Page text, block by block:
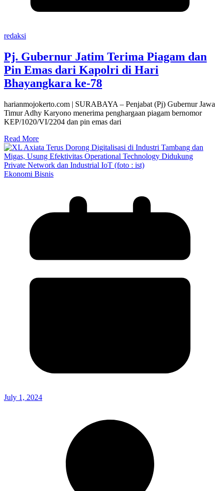
redaksi
Pj. Gubernur Jatim Terima Piagam dan
Pin Emas dari Kapolri di Hari
Bhayangkara ke-78
harianmojokerto.com | SURABAYA – Penjabat (Pj) Gubernur Jawa
Timur Adhy Karyono menerima penghargaan piagam bernomor
KEP/1020/VI/2204 dan pin emas dari
Read More
Ekonomi Bisnis
July 1, 2024